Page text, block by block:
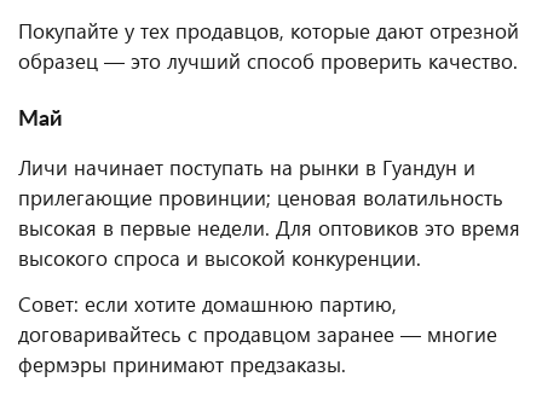
Покупайте у тех продавцов, которые дают отрезной
образец — это лучший способ проверить качество.
Май
Личи начинает поступать на рынки в Гуандун и
прилегающие провинции; ценовая волатильность
высокая в первые недели. Для оптовиков это время
высокого спроса и высокой конкуренции.
Совет: если хотите домашнюю партию,
договаривайтесь с продавцом заранее — многие
фермэры принимают предзаказы.